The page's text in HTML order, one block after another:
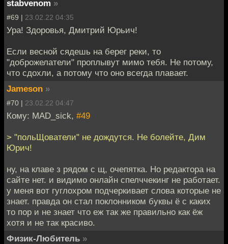
stabvenom »
#69 | 23.02.22 04:35
Ура! Здоровья, Дмитрий Юрьич!
Если весной сядешь на берег реки, то
"доброжелатели" проплывут мимо тебя. Не потому,
что сдохли, а потому что оно всегда плавает.
Jameson »
#70 | 23.02.22 04:47
Кому: MAD_sick, #49
> "польЩователи" не дождутся. Не болейте, Дим
Юрич!
ну, на клаве з рядом с щ, очепятка. Но редактора на
сайте нет. и видимо онлайн спелччекинг не работает.
у меня вот гуглохром подчеркивает слова которые не
знает. правда он стал поклонником буквы ё с каких
то пор и не знает что еж так же правильно как ёж
хотя и не так красиво.
Физик-Любитель »